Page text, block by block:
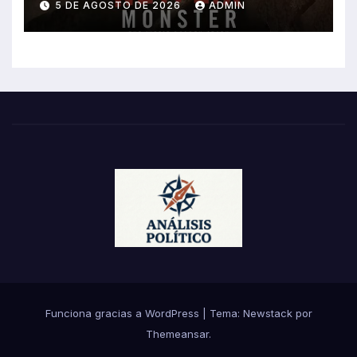
5 DE AGOSTO DE 2026 ADMIN
Funciona gracias a WordPress Tema: Newstackpor
Themeansar.